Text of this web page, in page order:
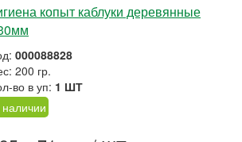
копыт каблуки деревянные
000088828
200 гр.
во в уп: 1 ШТ